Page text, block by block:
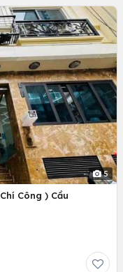
5
Công ) Cầu